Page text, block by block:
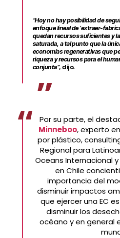
“Hoy no hay posibilidad de
enfoque lineal de ‘extraer-
quedan recursos suficientes y
saturada, a tal punto que la
economías regenerativas que
riqueza y recursos para el
conjunta”, dijo.
Por su parte, el
Minneboo, experto
por plástico,
Regional para
Oceans Internacional
en Chile
importancia del
disminuir impactos
que ejercer una EC
disminuir los
océano y en general